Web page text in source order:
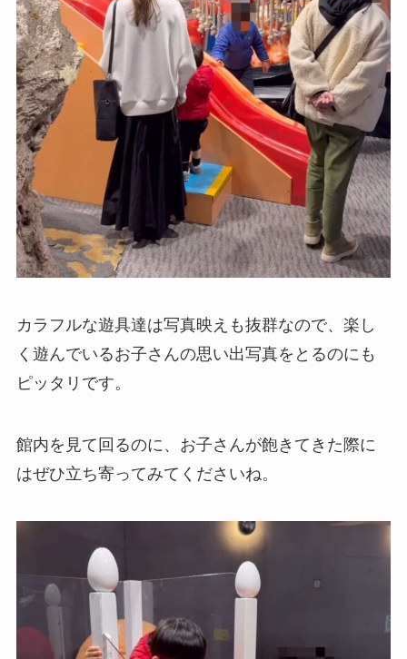
カラフルな遊具達は写真映えも抜群なので、楽し
く遊んでいるお子さんの思い出写真をとるのにも
ピッタリです。
館内を見て回るのに、お子さんが飽きてきた際に
はぜひ立ち寄ってみてくださいね。